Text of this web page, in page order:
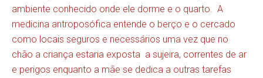
ambiente conhecido onde ele dorme e o quarto. A
medicina antroposófica entende o berço e o cercado
como locais seguros e necessários uma vez que no
chão a criança estaria exposta a sujeira, correntes de ar
e perigos enquanto a mãe se dedica a outras tarefas